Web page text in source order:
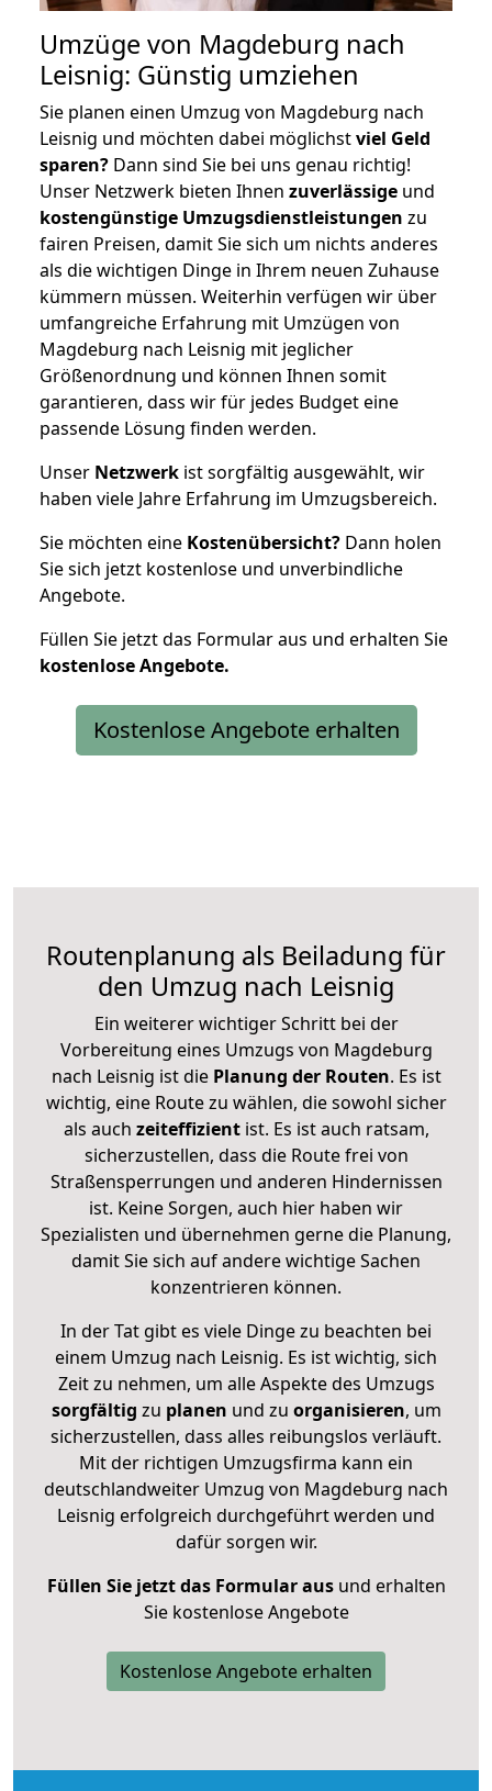
Umzüge von Magdeburg nach
Leisnig: Günstig umziehen
Sie planen einen Umzug von Magdeburg nach
Leisnig und möchten dabei möglichstviel Geld
sparen? Dann sind Sie bei uns genau richtig!
Unser Netzwerk bieten Ihnen zuverlässige und
kostengünstige Umzugsdienstleistungen zu
fairen Preisen, damit Sie sich um nichts anderes
als die wichtigen Dinge in Ihrem neuen Zuhause
kümmern müssen. Weiterhin verfügen wir über
umfangreiche Erfahrung mit Umzügen von
Magdeburg nach Leisnig mit jeglicher
Größenordnung und können Ihnen somit
garantieren, dass wir für jedes Budget eine
passende Lösung finden werden.
Unser Netzwerk ist sorgfältig ausgewählt, wir
haben viele Jahre Erfahrung im Umzugsbereich.
Sie möchten eine Kostenübersicht? Dann holen
Sie sich jetzt kostenlose und unverbindliche
Angebote.
Füllen Sie jetzt das Formular aus und erhalten Sie
kostenloseAngebote.
Kostenlose Angebote erhalten
Routenplanung als Beiladung für
den Umzug nach Leisnig
Ein weiterer wichtiger Schritt bei der
Vorbereitung eines Umzugs von Magdeburg
nach Leisnig ist diePlanung der Routen. Es ist
wichtig, eine Route zu wählen, die sowohl sicher
als auch zeiteffizientist. Es ist auch ratsam,
sicherzustellen, dass die Route frei von
Straßensperrungen und anderen Hindernissen
ist. Keine Sorgen, auch hier haben wir
Spezialisten und übernehmen gerne die Planung,
damit Sie sich auf andere wichtige Sachen
konzentrieren können.
In der Tat gibt es viele Dinge zu beachten bei
einem Umzug nach Leisnig. Es ist wichtig, sich
Zeit zu nehmen, um alle Aspekte des Umzugs
sorgfältig zu planen und zu organisieren, um
sicherzustellen, dass alles reibungslos verläuft.
Mit der richtigen Umzugsfirma kann ein
deutschlandweiter Umzug von Magdeburg nach
Leisnig erfolgreich durchgeführt werden und
dafür sorgen wir.
Füllen Sie jetzt das Formular ausund erhalten
Sie kostenlose Angebote
Kostenlose Angebote erhalten